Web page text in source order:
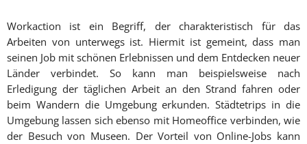
Workaction ist ein Begriff, der charakteristisch für das
Arbeiten von unterwegs ist. Hiermit ist gemeint, dass man
seinen Job mit schönen Erlebnissen und dem Entdecken neuer
Länder verbindet. So kann man beispielsweise nach
Erledigung der täglichen Arbeit an den Strand fahren oder
beim Wandern die Umgebung erkunden. Städtetrips in die
Umgebung lassen sich ebenso mit Homeoffice verbinden, wie
der Besuch von Museen. Der Vorteil von Online-Jobs kann